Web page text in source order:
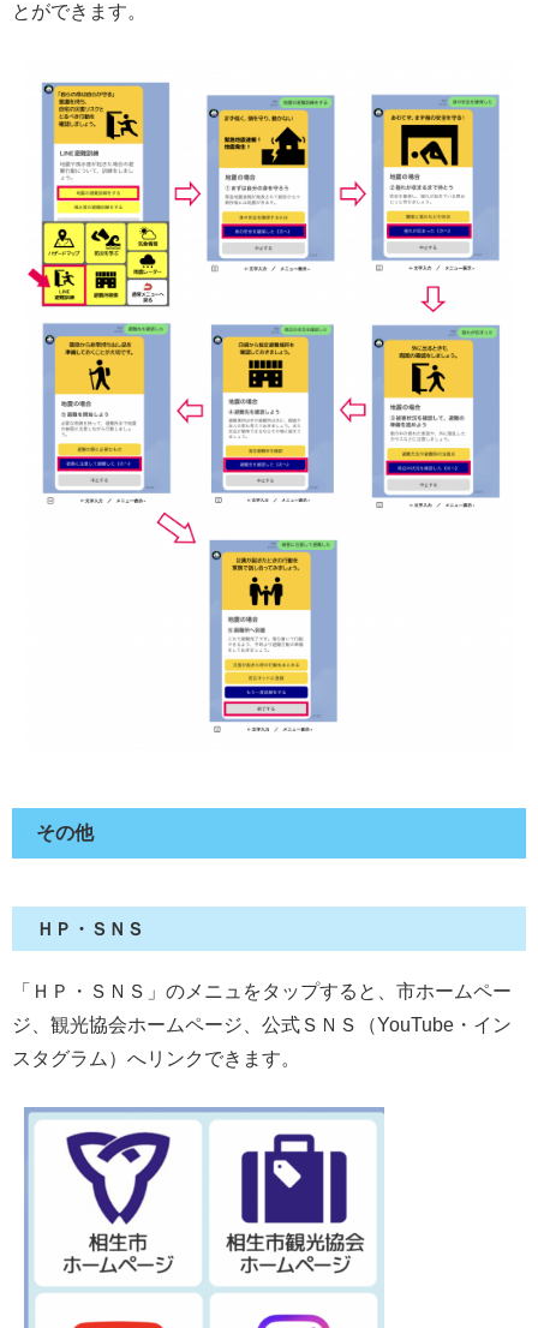
とができます。
その他
ＨＰ・ＳＮＳ
「ＨＰ・ＳＮＳ」のメニュをタップすると、市ホームペー
ジ、観光協会ホームページ、公式ＳＮＳ（YouTube・イン
スタグラム）へリンクできます。